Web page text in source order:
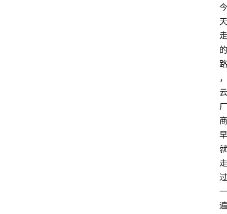
今
天
走
的
路
，
云
厂
商
早
就
走
过
一
遍